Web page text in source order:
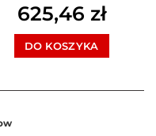
625,46 zł
DO KOSZYKA